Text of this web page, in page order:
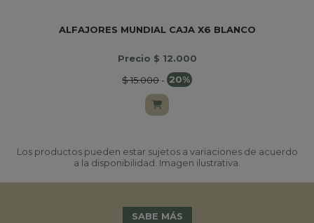
ALFAJORES MUNDIAL CAJA X6 BLANCO
Precio $ 12.000
$ 15.000- 20%
Los productos pueden estar sujetos a variaciones de acuerdo
a la disponibilidad. Imagen ilustrativa.
SABE MÁS